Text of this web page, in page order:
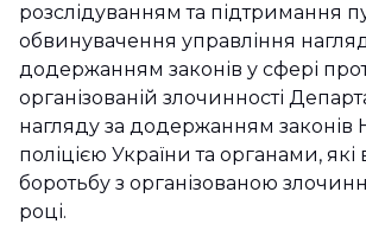
розслідуванням та підтримання
обвинувачення управління
додержанням законів у сфері
організованій злочинності
нагляду за додержанням законів
поліцією України та органами, які
боротьбу з організованою
році.